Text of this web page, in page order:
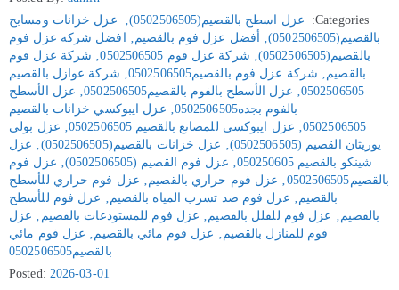
Categories:
عزل اسطح بالقصيم(0502506505) ‚
عزل خزانات ومسابح
بالقصيم(0502506505)
‚ أفضل عزل فوم بالقصيم‚
افضل شركه عزل فوم
بالقصيم(0502506505)
‚ شركة عزل فوم 0502506505 ‚ شركة عزل فوم
بالقصيم‚ شركة عزل فوم بالقصيم0502506505 ‚ شركة عوازل بالقصيم
0502506505
‚ عزل الأسطح بالفوم بالقصيم0502506505 ‚ عزل الأسطح
بالفوم بجده0502506505
‚ عزل ايبوكسي خزانات بالقصيم
0502506505
‚ عزل ايبوكسي للمصانع بالقصيم 0502506505 ‚ عزل بولي
يوريثان القصيم (0502506505)
‚ عزل خزانات بالقصيم(0502506505) ‚ عزل
شينكو بالقصيم 050250605
‚ عزل فوم القصيم (0502506505) ‚ عزل فوم
بالقصيم0502506505
‚ عزل فوم حراري بالقصيم‚ عزل فوم حراري للأسطح
بالقصيم‚ عزل فوم ضد تسرب المياه بالقصيم‚ عزل فوم للأسطح
بالقصيم‚ عزل فوم للفلل بالقصيم‚ عزل فوم للمستودعات بالقصيم ‚ عزل
فوم للمنازل بالقصيم‚ عزل فوم مائي بالقصيم‚ عزل فوم مائي
بالقصيم0502506505
Posted: 2026-03-01